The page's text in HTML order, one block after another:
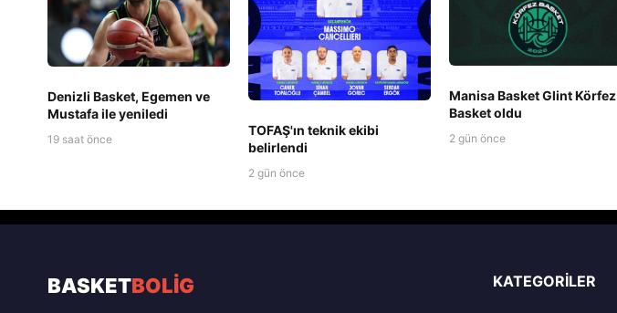
Denizli Basket, Egemen ve
Mustafa ile yeniledi
19 saat önce
TOFAŞ'ın teknik ekibi
belirlendi
2 gün önce
Manisa Basket Glint Körfez
Basket oldu
2 gün önce
BASKETBOLİG KATEGORILER